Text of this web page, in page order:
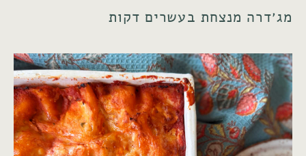
מג׳דרה מנצחת בעשרים דקות